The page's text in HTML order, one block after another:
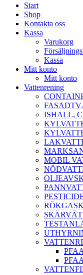
Start
Shop
Kontakta oss
Kassa
Varukorg
Kassa
Mitt konto
Mitt konto
Vattenrening
ISHALL,
MOBIL